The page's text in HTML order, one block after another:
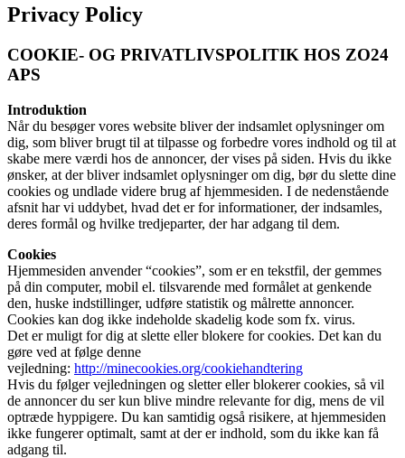
Privacy Policy
COOKIE- OG PRIVATLIVSPOLITIK HOS ZO24
APS
Introduktion
Når du besøger vores website bliver der indsamlet oplysninger om
dig, som bliver brugt til at tilpasse og forbedre vores indhold og til at
skabe mere værdi hos de annoncer, der vises på siden. Hvis du ikke
ønsker, at der bliver indsamlet oplysninger om dig, bør du slette dine
cookies og undlade videre brug af hjemmesiden. I de nedenstående
afsnit har vi uddybet, hvad det er for informationer, der indsamles,
deres formål og hvilke tredjeparter, der har adgang til dem.
Cookies
Hjemmesiden anvender “cookies”, som er en tekstfil, der gemmes
på din computer, mobil el. tilsvarende med formålet at genkende
den, huske indstillinger, udføre statistik og målrette annoncer.
Cookies kan dog ikke indeholde skadelig kode som fx. virus.
Det er muligt for dig at slette eller blokere for cookies. Det kan du
gøre ved at følge denne
vejledning: http://minecookies.org/cookiehandtering
Hvis du følger vejledningen og sletter eller blokerer cookies, så vil
de annoncer du ser kun blive mindre relevante for dig, mens de vil
optræde hyppigere. Du kan samtidig også risikere, at hjemmesiden
ikke fungerer optimalt, samt at der er indhold, som du ikke kan få
adgang til.